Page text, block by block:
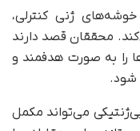
ژنی کنترلی،
محققان قصد دارند
را به‌ صورت هدفمند و
شود.
می‌تواند مکمل